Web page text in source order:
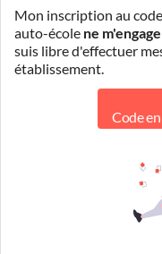
Mon inscription au
auto-école ne
suis libre d'effectuer
établissement.
Code